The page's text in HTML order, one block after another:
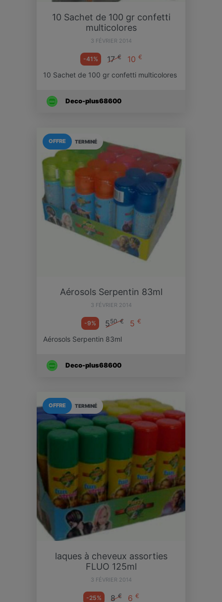
10 Sachet de 100 gr confetti
multicolores
3 FÉVRIER 2014
-41% 17€ 10 €
10 Sachet de 100 gr confetti multicolores
Deco-plus68600
TERMINÉ
OFFRE
Aérosols Serpentin 83ml
3 FÉVRIER 2014
-9% 550 € 5 €
Aérosols Serpentin 83ml
Deco-plus68600
TERMINÉ
OFFRE
laques à cheveux assorties
FLUO 125ml
3 FÉVRIER 2014
-25% 8€ 6 €